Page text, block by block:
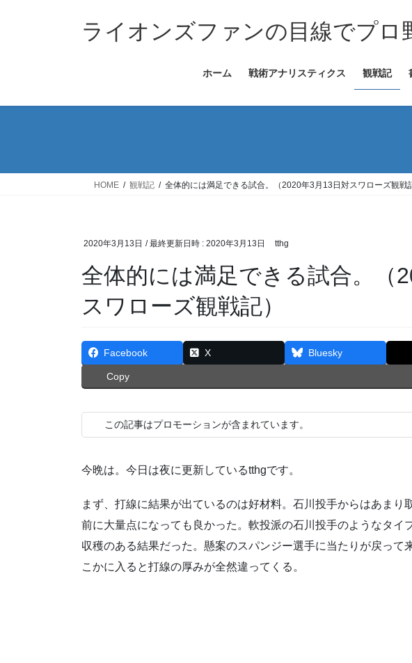
ス
ン
ライオンズファンの目線でプロ
ホーム 戦術アナリスティクス 観戦記
HOME 観戦記 全体的には満足できる試合。（2020年3月13日対スワローズ観戦
2020年3月13日 / 最終更新日時 : 2020年3月13日 tthg
全体的には満足できる試合。（
スワローズ観戦記）
Facebook X Bluesky
Copy
この記事はプロモーションが含まれています。
今晩は。今日は夜に更新しているtthgです。
まず、打線に結果が出ているのは好材料。石川投手からはあまり
前に大量点になっても良かった。軟投派の石川投手のようなタイ
収穫のある結果だった。懸案のスパンジー選手に当たりが戻って
こかに入ると打線の厚みが全然違ってくる。